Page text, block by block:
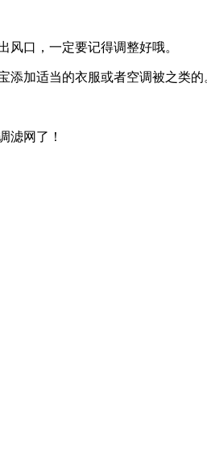
口，一定要记得调整好哦。
加适当的衣服或者空调被之类的
滤网了！